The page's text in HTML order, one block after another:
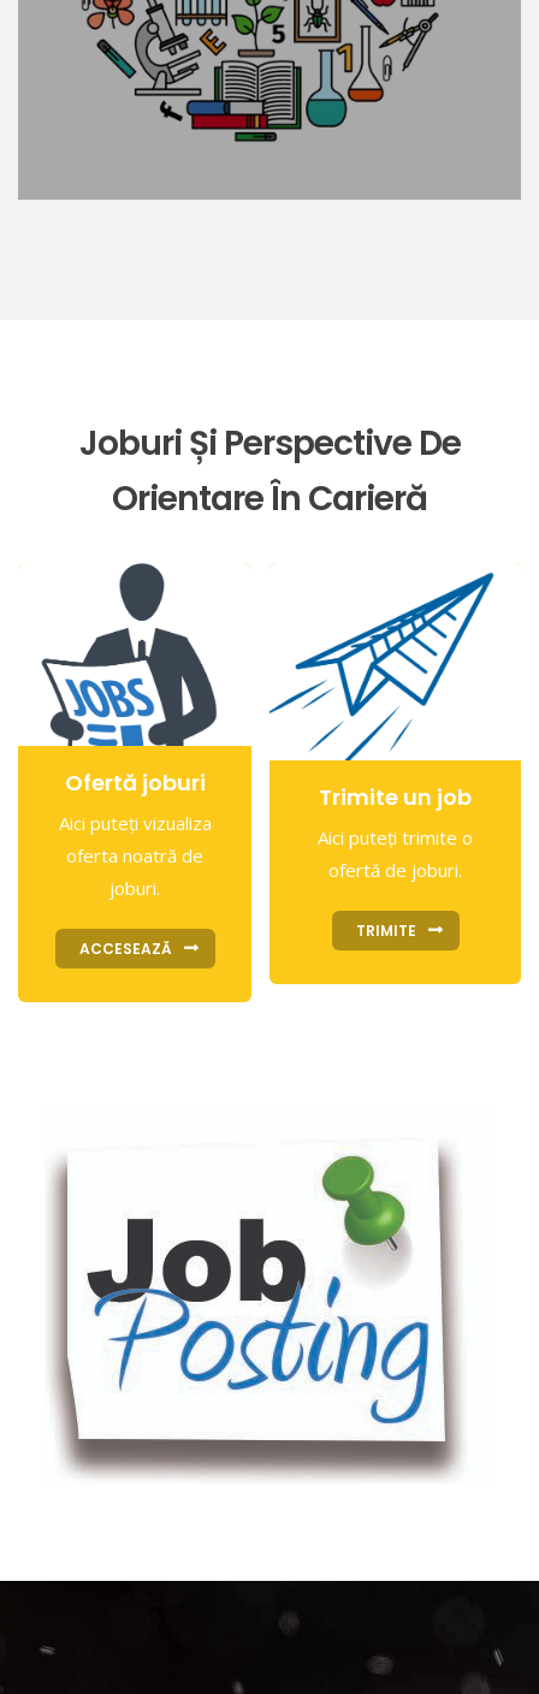
Joburi Și Perspective De
Orientare În Carieră
Ofertă joburi
Aici puteți vizualiza
oferta noatră de
joburi.
ACCESEAZĂ
Trimite un job
Aici puteți trimite o
ofertă de joburi.
TRIMITE